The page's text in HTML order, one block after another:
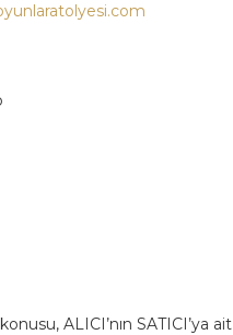
ALICI’nın SATICI’ya ait